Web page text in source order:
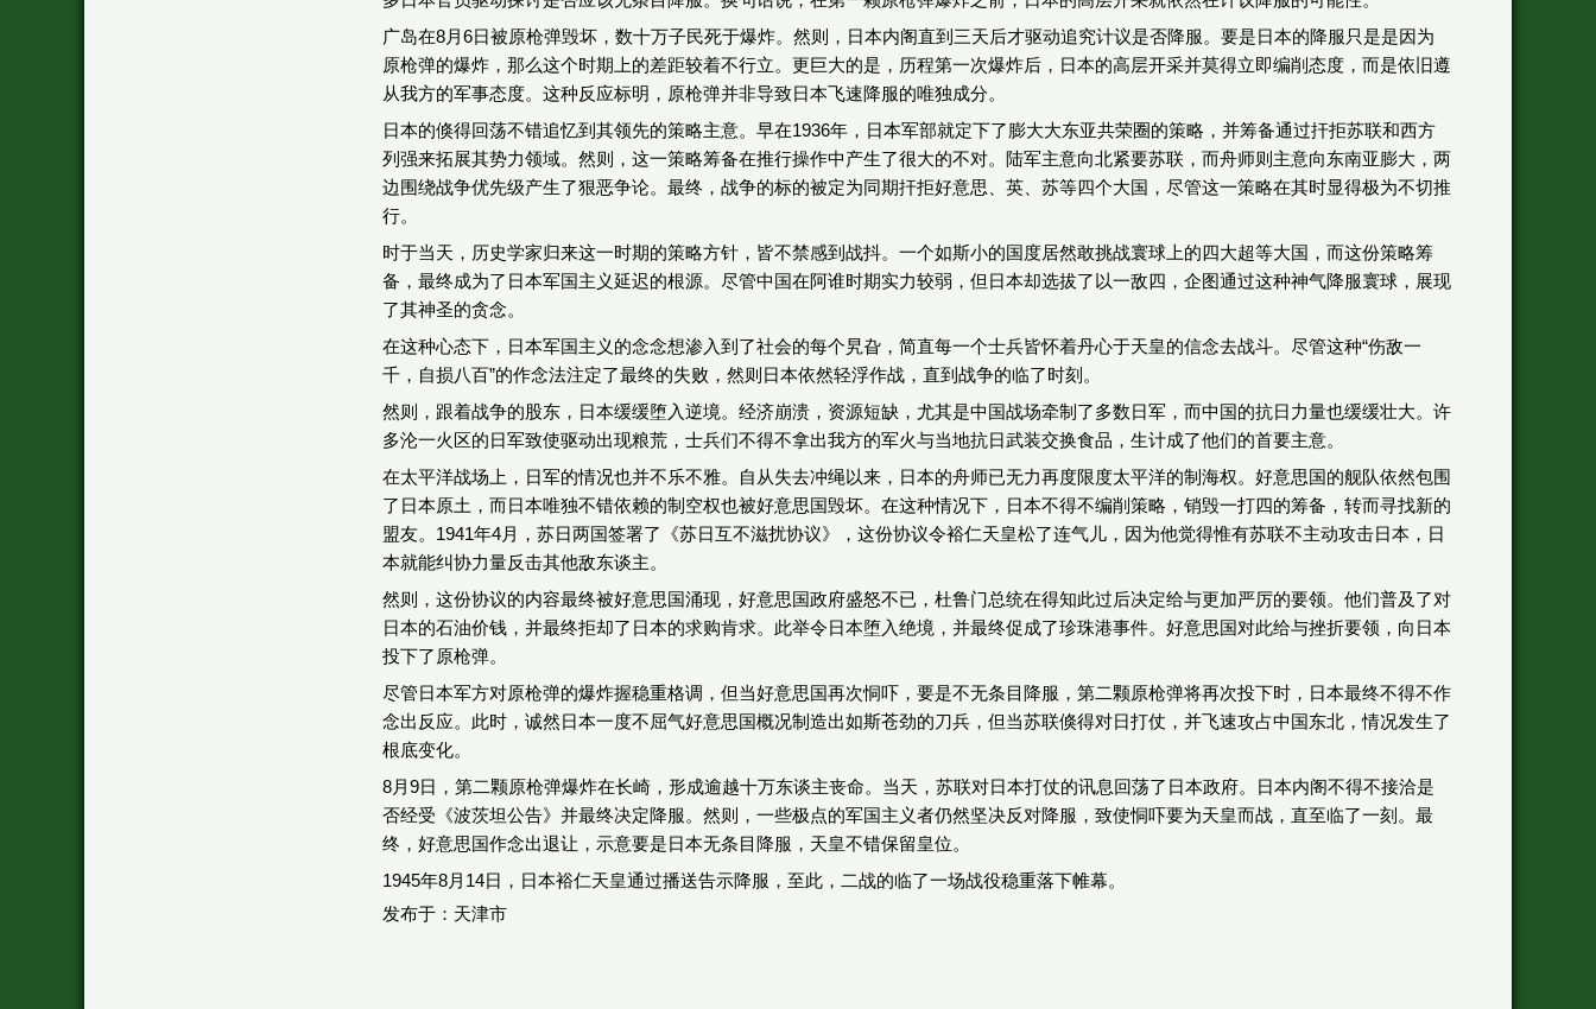
广岛在8月6日被原枪弹毁坏，数十万子民死于爆炸。然则，日本内阁直到三天后才驱动追究计议是否降服。要是日本的降服只是是因为
原枪弹的爆炸，那么这个时期上的差距较着不行立。更巨大的是，历程第一次爆炸后，日本的高层开采并莫得立即编削态度，而是依旧遵
从我方的军事态度。这种反应标明，原枪弹并非导致日本飞速降服的唯独成分。
日本的倏得回荡不错追忆到其领先的策略主意。早在1936年，日本军部就定下了膨大大东亚共荣圈的策略，并筹备通过扞拒苏联和西方
列强来拓展其势力领域。然则，这一策略筹备在推行操作中产生了很大的不对。陆军主意向北紧要苏联，而舟师则主意向东南亚膨大，两
边围绕战争优先级产生了狠恶争论。最终，战争的标的被定为同期扞拒好意思、英、苏等四个大国，尽管这一策略在其时显得极为不切推
行。
时于当天，历史学家归来这一时期的策略方针，皆不禁感到战抖。一个如斯小的国度居然敢挑战寰球上的四大超等大国，而这份策略筹
备，最终成为了日本军国主义延迟的根源。尽管中国在阿谁时期实力较弱，但日本却选拔了以一敌四，企图通过这种神气降服寰球，展现
了其神圣的贪念。
在这种心态下，日本军国主义的念念想渗入到了社会的每个旯旮，简直每一个士兵皆怀着丹心于天皇的信念去战斗。尽管这种“伤敌一
千，自损八百”的作念法注定了最终的失败，然则日本依然轻浮作战，直到战争的临了时刻。
然则，跟着战争的股东，日本缓缓堕入逆境。经济崩溃，资源短缺，尤其是中国战场牵制了多数日军，而中国的抗日力量也缓缓壮大。许
多沦一火区的日军致使驱动出现粮荒，士兵们不得不拿出我方的军火与当地抗日武装交换食品，生计成了他们的首要主意。
在太平洋战场上，日军的情况也并不乐不雅。自从失去冲绳以来，日本的舟师已无力再度限度太平洋的制海权。好意思国的舰队依然包围
了日本原土，而日本唯独不错依赖的制空权也被好意思国毁坏。在这种情况下，日本不得不编削策略，销毁一打四的筹备，转而寻找新的
盟友。1941年4月，苏日两国签署了《苏日互不滋扰协议》，这份协议令裕仁天皇松了连气儿，因为他觉得惟有苏联不主动攻击日本，日
本就能纠协力量反击其他敌东谈主。
然则，这份协议的内容最终被好意思国涌现，好意思国政府盛怒不已，杜鲁门总统在得知此过后决定给与更加严厉的要领。他们普及了对
日本的石油价钱，并最终拒却了日本的求购肯求。此举令日本堕入绝境，并最终促成了珍珠港事件。好意思国对此给与挫折要领，向日本
投下了原枪弹。
尽管日本军方对原枪弹的爆炸握稳重格调，但当好意思国再次恫吓，要是不无条目降服，第二颗原枪弹将再次投下时，日本最终不得不作
念出反应。此时，诚然日本一度不屈气好意思国概况制造出如斯苍劲的刀兵，但当苏联倏得对日打仗，并飞速攻占中国东北，情况发生了
根底变化。
8月9日，第二颗原枪弹爆炸在长崎，形成逾越十万东谈主丧命。当天，苏联对日本打仗的讯息回荡了日本政府。日本内阁不得不接洽是
否经受《波茨坦公告》并最终决定降服。然则，一些极点的军国主义者仍然坚决反对降服，致使恫吓要为天皇而战，直至临了一刻。最
终，好意思国作念出退让，示意要是日本无条目降服，天皇不错保留皇位。
1945年8月14日，日本裕仁天皇通过播送告示降服，至此，二战的临了一场战役稳重落下帷幕。
发布于：天津市